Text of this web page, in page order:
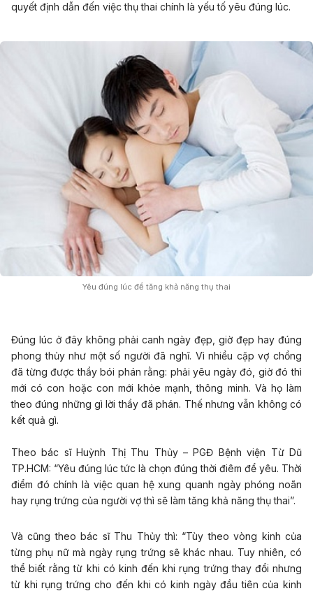
quyết định dẫn đến việc thụ thai chính là yếu tố yêu đúng lúc.
Yêu đúng lúc để tăng khả năng thụ thai
Đúng lúc ở đây không phải canh ngày đẹp, giờ đẹp hay đúng
phong thủy như một số người đã nghĩ. Vì nhiều cặp vợ chồng
đã từng được thầy bói phán rằng: phải yêu ngày đó, giờ đó thì
mới có con hoặc con mới khỏe mạnh, thông minh. Và họ làm
theo đúng những gì lời thầy đã phán. Thế nhưng vẫn không có
kết quả gì.
Theo bác sĩ Huỳnh Thị Thu Thủy – PGĐ Bệnh viện Từ Dũ
TP.HCM: “Yêu đúng lúc tức là chọn đúng thời điêm để yêu. Thời
điểm đó chính là việc quan hệ xung quanh ngày phóng noãn
hay rụng trứng của người vợ thì sẽ làm tăng khả năng thụ thai”.
Và cũng theo bác sĩ Thu Thủy thì: “Tùy theo vòng kinh của
từng phụ nữ mà ngày rụng trứng sẽ khác nhau. Tuy nhiên, có
thể biết rằng từ khi có kinh đến khi rụng trứng thay đổi nhưng
từ khi rụng trứng cho đến khi có kinh ngày đầu tiên của kinh